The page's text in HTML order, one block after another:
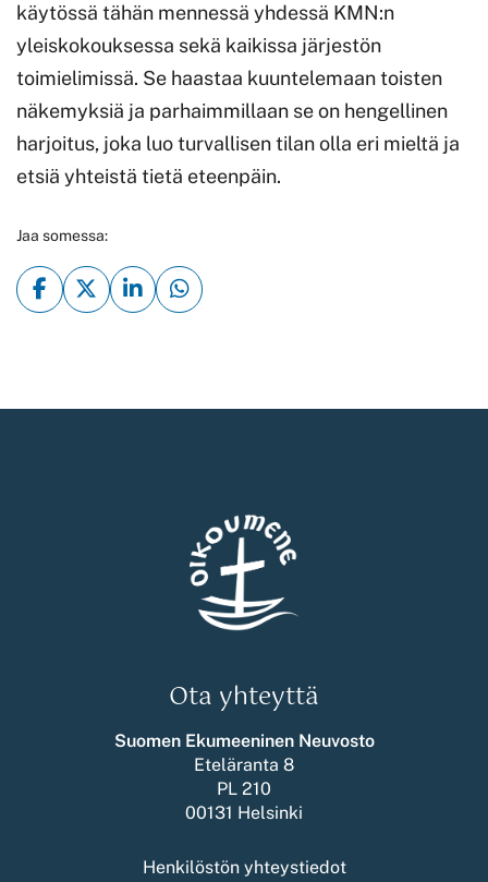
käytössä tähän mennessä yhdessä KMN:n
yleiskokouksessa sekä kaikissa järjestön
toimielimissä. Se haastaa kuuntelemaan toisten
näkemyksiä ja parhaimmillaan se on hengellinen
harjoitus, joka luo turvallisen tilan olla eri mieltä ja
etsiä yhteistä tietä eteenpäin.
Jaa somessa:
Ota yhteyttä
Suomen Ekumeeninen Neuvosto
Eteläranta 8
PL 210
00131 Helsinki
Henkilöstön yhteystiedot